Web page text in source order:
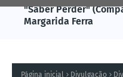
"Saber Perder"
Margarida Ferra
Página inicial Divulgação